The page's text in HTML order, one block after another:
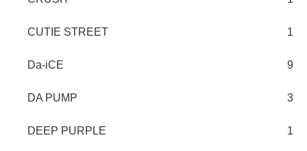
CUTIE STREET 1
Da-iCE 9
DA PUMP 3
DEEP PURPLE 1